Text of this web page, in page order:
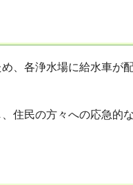
、各浄水場に給水車が
民の方々への応急的